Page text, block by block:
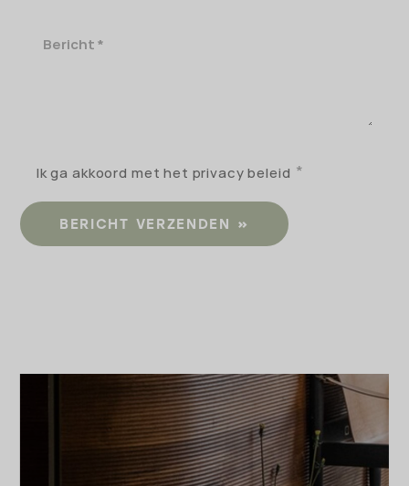
Bericht
Ik ga akkoord met het privacy beleid
BERICHT VERZENDEN